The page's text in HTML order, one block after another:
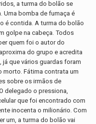
a turma do bolão se
Uma bomba de fumaça é
é contida. A turma do bolão
golpe na cabeça. Todos
quem foi o autor do
do grupo e acredita
já que vários guardas foram
morto. Fátima contrata um
sobre os irmãos de
delegado o pressiona,
que foi encontrado com
inocenta o milionário. Com
um, a turma do bolão vai